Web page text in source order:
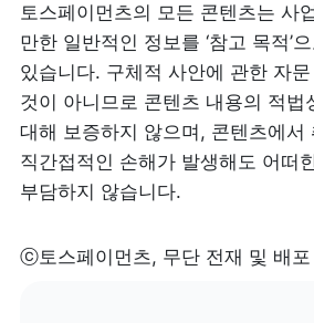
토스페이먼츠의 모든 콘텐츠는 사
만한 일반적인 정보를 ‘참고 목적’
있습니다. 구체적 사안에 관한 자
것이 아니므로 콘텐츠 내용의 적법
대해 보증하지 않으며, 콘텐츠에서
직간접적인 손해가 발생해도 어떠
부담하지 않습니다.
ⓒ토스페이먼츠, 무단 전재 및 배포